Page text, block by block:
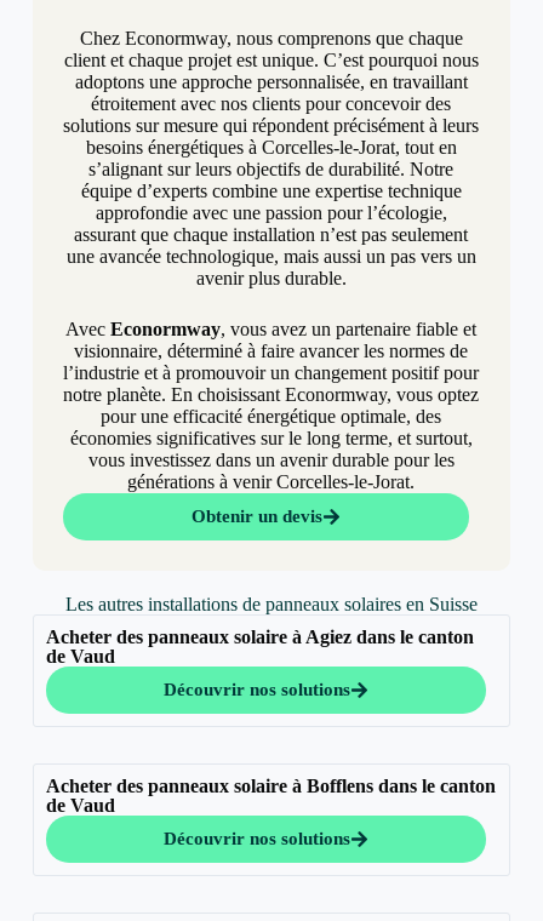
Chez Econormway, nous comprenons que chaque
client et chaque projet est unique. C’est pourquoi nous
adoptons une approche personnalisée, en travaillant
étroitement avec nos clients pour concevoir des
solutions sur mesure qui répondent précisément à leurs
besoins énergétiques à Corcelles-le-Jorat, tout en
s’alignant sur leurs objectifs de durabilité. Notre
équipe d’experts combine une expertise technique
approfondie avec une passion pour l’écologie,
assurant que chaque installation n’est pas seulement
une avancée technologique, mais aussi un pas vers un
avenir plus durable.
AvecEconormway, vous avez un partenaire fiable et
visionnaire, déterminé à faire avancer les normes de
l’industrie et à promouvoir un changement positif pour
notre planète. En choisissant Econormway, vous optez
pour une efficacité énergétique optimale, des
économies significatives sur le long terme, et surtout,
vous investissez dans un avenir durable pour les
générations à venir Corcelles-le-Jorat.
Obtenir un devis
Les autres installations de panneaux solaires en Suisse
Acheter des panneaux solaire à Agiez dans le canton
de Vaud
Découvrir nos solutions
Acheter des panneaux solaire à Bofflens dans le canton
de Vaud
Découvrir nos solutions